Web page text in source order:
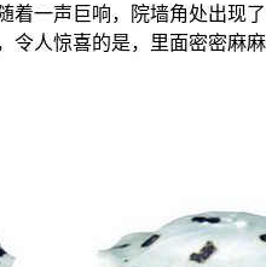
着一声巨响，院墙角处出现了
令人惊喜的是，里面密密麻麻